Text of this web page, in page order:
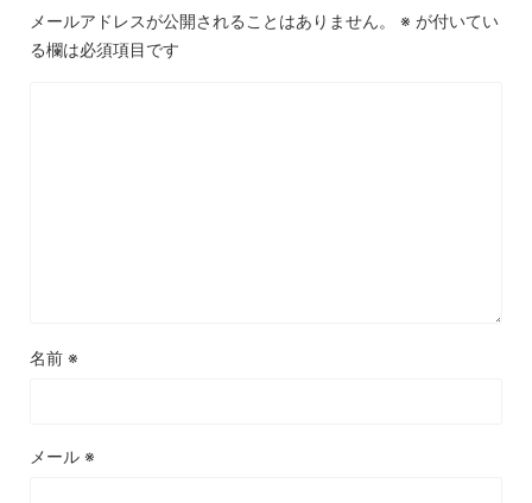
メールアドレスが公開されることはありません。 ※ が付いてい
る欄は必須項目です
名前 ※
メール ※